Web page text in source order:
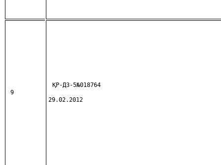
9
ҚР-ДЗ-5№018764
29.02.2012